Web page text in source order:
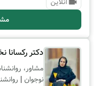
دکتر
مشاور،
نوجوان |